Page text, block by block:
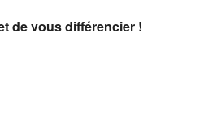
de vous différencier !